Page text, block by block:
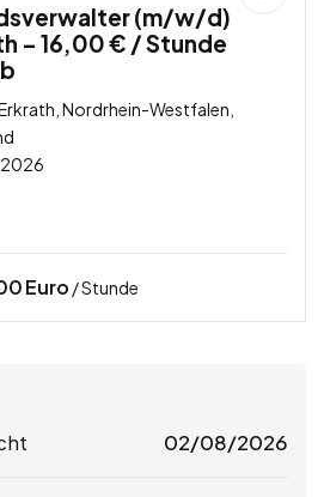
(m/w/d)
– 16,00 € / Stunde
Nordrhein-Westfalen,
Euro / Stunde
02/08/2026